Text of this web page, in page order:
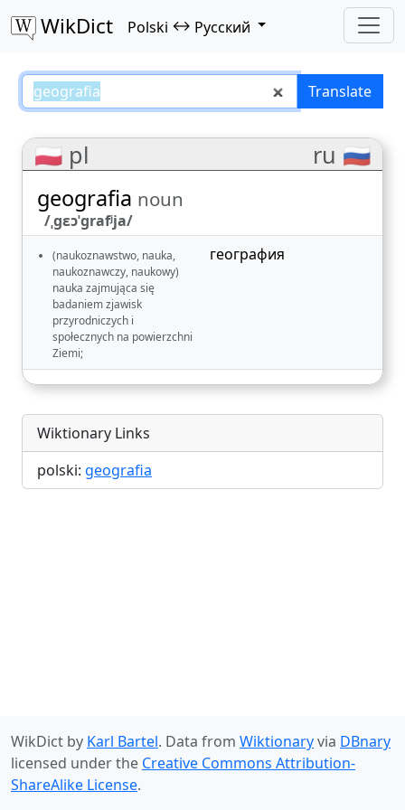
WikDict Polski ↔ Русский
geografia – Polski–Русский
Translate
🇵🇱 pl ru 🇷🇺
geografia noun
/ˌɡɛɔˈɡrafʲja/
(naukoznawstwo, nauka,
naukoznawczy, naukowy)
nauka zajmująca się
badaniem zjawisk
przyrodniczych i
społecznych na powierzchni
Ziemi;
география
Wiktionary Links
polski: geografia
WikDict by Karl Bartel. Data from Wiktionaryvia DBnary
licensed under the Creative Commons Attribution-
ShareAlike License.